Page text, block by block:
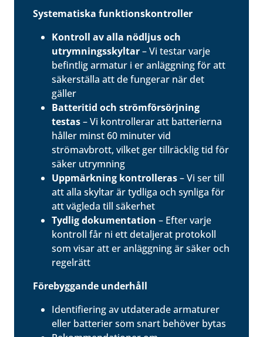
Systematiska funktionskontroller
Kontroll av alla nödljus och
utrymningsskyltar– Vi testar varje
befintlig armatur i er anläggning för att
säkerställa att de fungerar när det
gäller
Batteritid och strömförsörjning
testas– Vi kontrollerar att batterierna
håller minst 60 minuter vid
strömavbrott, vilket ger tillräcklig tid för
säker utrymning
Uppmärkning kontrolleras– Vi ser till
att alla skyltar är tydliga och synliga för
att vägleda till säkerhet
Tydlig dokumentation – Efter varje
kontroll får ni ett detaljerat protokoll
som visar att er anläggning är säker och
regelrätt
Förebyggande underhåll
Identifiering av utdaterade armaturer
eller batterier som snart behöver bytas